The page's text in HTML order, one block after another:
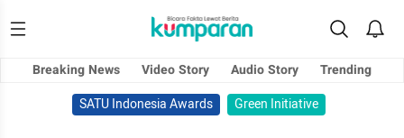
Breaking News Video Story Audio Story
Trending
SATU Indonesia Awards
Green Initiative